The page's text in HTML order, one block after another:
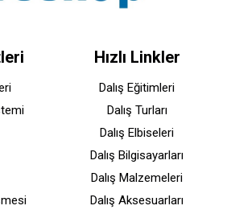
Hızlı Linkler
Dalış Eğitimleri
Dalış Turları
Dalış Elbiseleri
Dalış Bilgisayarları
Dalış Malzemeleri
Dalış Aksesuarları